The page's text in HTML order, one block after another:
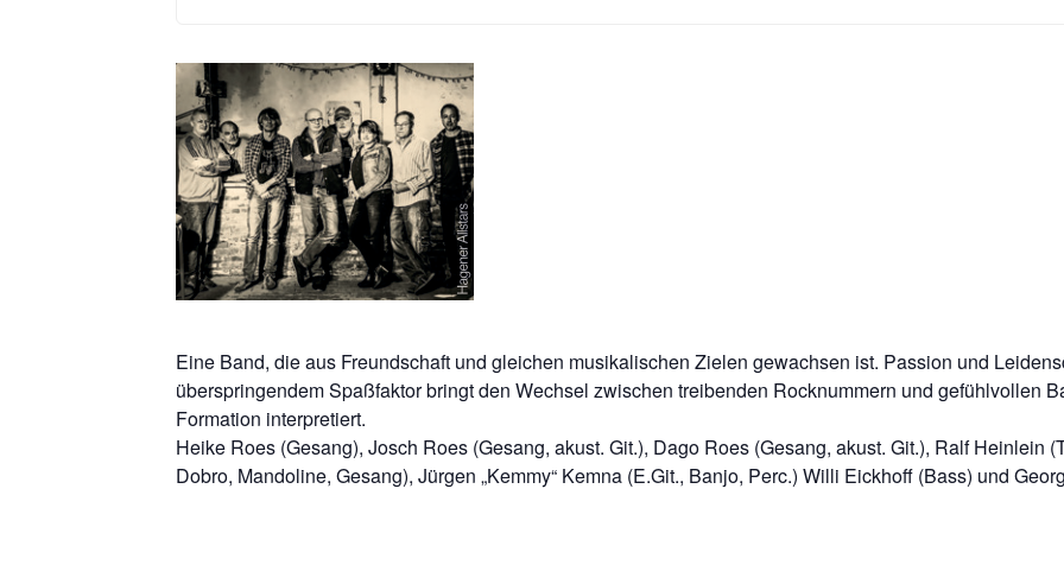
Eine Band, die aus Freundschaft und gleichen musikalischen Zielen gewachsen ist. Passion und
überspringendem Spaßfaktor bringt den Wechsel zwischen treibenden Rocknummern und gefühlvollen
Formation interpretiert.
Heike Roes (Gesang), Josch Roes (Gesang, akust. Git.), Dago Roes (Gesang, akust. Git.), Ralf Heinlein
Dobro, Mandoline, Gesang), Jürgen „Kemmy“ Kemna (E.Git., Banjo, Perc.) Willi Eickhoff (Bass) und